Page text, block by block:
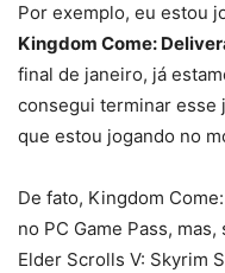
Por exemplo, eu estou
Kingdom Come:
final de janeiro, já
consegui terminar esse
que estou jogando no
De fato, Kingdom
no PC Game Pass,
Elder Scrolls V: Skyrim